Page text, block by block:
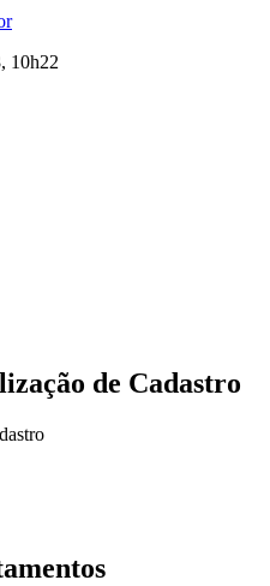
10h22
de Cadastro